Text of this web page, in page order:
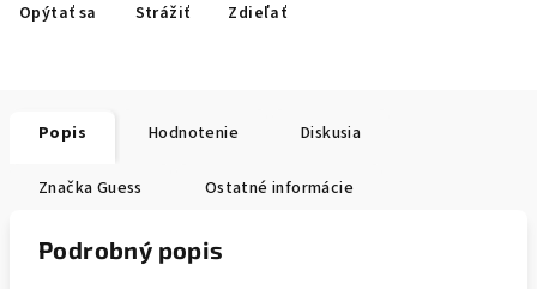
Opýtať sa Strážiť Zdieľať
Popis Hodnotenie Diskusia
Značka Guess Ostatné informácie
Podrobný popis